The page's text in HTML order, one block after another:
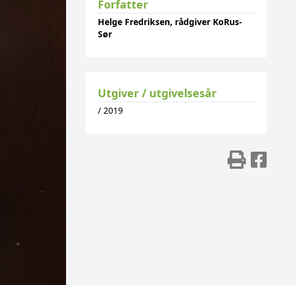
Forfatter
Helge Fredriksen, rådgiver KoRus-
Sør
Utgiver / utgivelsesår
/ 2019